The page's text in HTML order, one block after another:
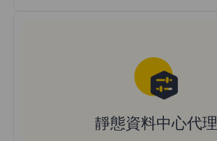
靜態資料中心代理